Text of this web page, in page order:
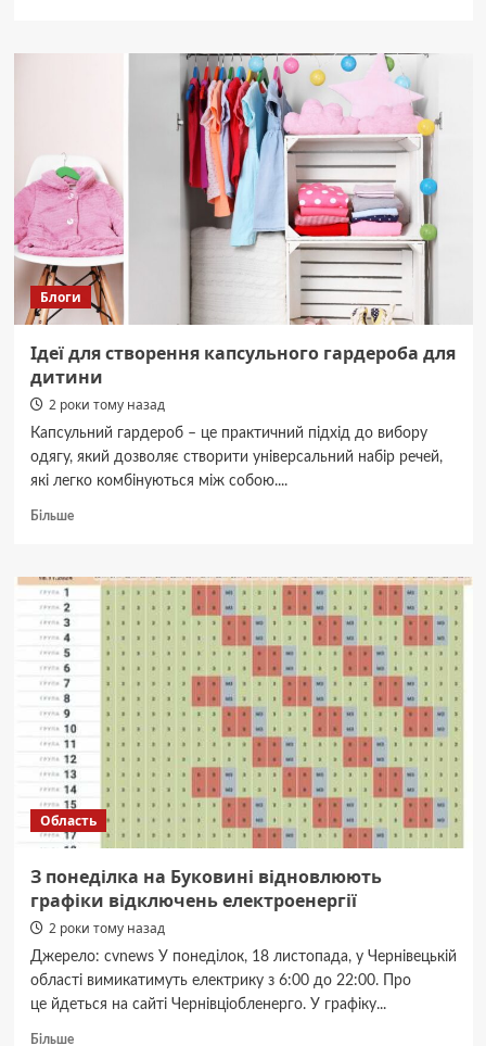
Британії
Блоги
Ідеї для створення капсульного гардероба для
дитини
2 роки тому назад
Капсульний гардероб – це практичний підхід до вибору
одягу, який дозволяє створити універсальний набір речей,
які легко комбінуються між собою....
БільшеДокладніше
для
створення
гардероба
Область
З понеділка на Буковині відновлюють
графіки відключень електроенергії
2 роки тому назад
Джерело: cvnews У понеділок, 18 листопада, у Чернівецькій
області вимикатимуть електрику з 6:00 до 22:00. Про
це йдеться на сайті Чернівціобленерго. У графіку...
БільшеДокладніше